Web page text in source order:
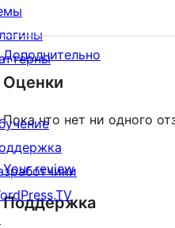
Дополнительно
Оценки
Пока что нет ни одного
Your review
Поддержка